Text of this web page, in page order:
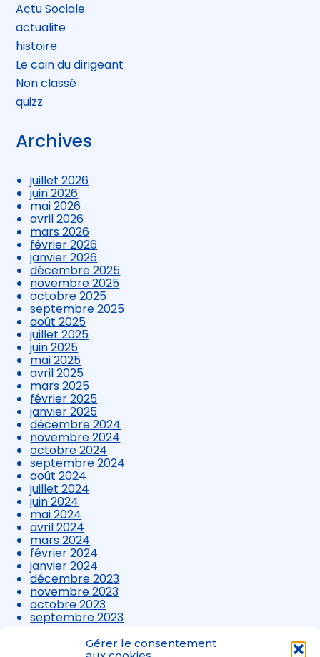
Gérer le consentement
Actu Sociale
actualite
histoire
Le coin du dirigeant
Non classé
quizz
Archives
juillet 2026
juin 2026
mai 2026
avril 2026
mars 2026
février 2026
janvier 2026
décembre 2025
novembre 2025
octobre 2025
septembre 2025
août 2025
juillet 2025
juin 2025
mai 2025
avril 2025
mars 2025
février 2025
janvier 2025
décembre 2024
novembre 2024
octobre 2024
septembre 2024
août 2024
juillet 2024
juin 2024
mai 2024
avril 2024
mars 2024
février 2024
janvier 2024
décembre 2023
novembre 2023
octobre 2023
septembre 2023
août 2023
juillet 2023